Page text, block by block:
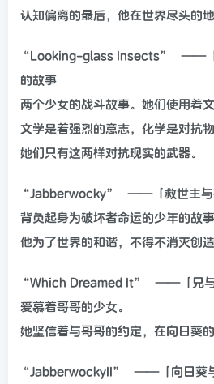
认知偏离的最后，他在世界尽头的
“Looking-glass Insects”
——「
的故事
两个少女的战斗故事。她们使用着
文学是着强烈的意志，化学是对抗
她们只有这两样对抗现实的武器。
“Jabberwocky”
——「救世主与
背负起身为破坏者命运的少年的故事
他为了世界的和谐，不得不消灭创造
“Which Dreamed It”
——「兄与
爱慕着哥哥的少女。
她坚信着与哥哥的约定，在向日葵
“JabberwockyII”
——「向日葵